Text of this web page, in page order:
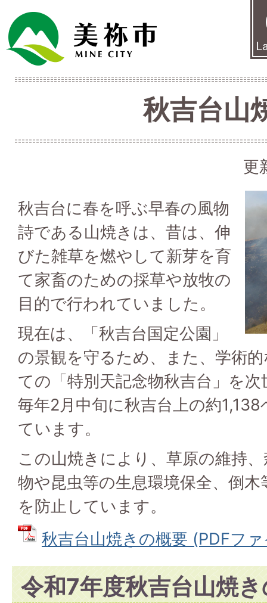
秋吉台山
更
秋吉台に春を呼ぶ早春の風物
詩である山焼きは、昔は、伸
びた雑草を燃やして新芽を育
て家畜のための採草や放牧の
目的で行われていました。
現在は、「秋吉台国定公園」
の景観を守るため、また、学術
ての「特別天記念物秋吉台」を
毎年2月中旬に秋吉台上の約
ています。
この山焼きにより、草原の維持
物や昆虫等の生息環境保全、倒
を防止しています。
秋吉台山焼きの概要 (PDFフ
令和7年度秋吉台山焼